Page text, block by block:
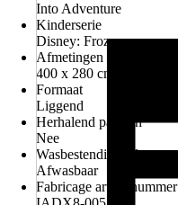
Into Adventure
Kinderserie
Disney: Frozen
Afmetingen (bxh)
400 x 280 cm
Formaat
Liggend
Herhalend patroon
Nee
Wasbestendigheid
Afwasbaar
Fabricage artikelnummer